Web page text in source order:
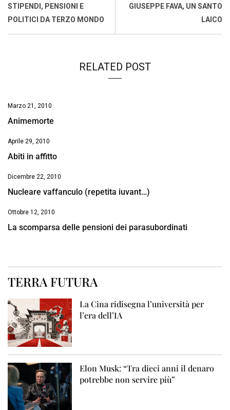
o
o
A
p
d
I
s
i
STIPENDI, PENSIONI E
POLITICI DA TERZO MONDO
GIUSEPPE FAVA, UN SANTO
LAICO
RELATED POST
Marzo 21, 2010
Animemorte
Aprile 29, 2010
Abiti in affitto
Dicembre 22, 2010
Nucleare vaffanculo (repetita iuvant…)
Ottobre 12, 2010
La scomparsa delle pensioni dei parasubordinati
TERRA FUTURA
La Cina ridisegna l’università per
l’era dell’IA
Elon Musk: “Tra dieci anni il denaro
potrebbe non servire più”